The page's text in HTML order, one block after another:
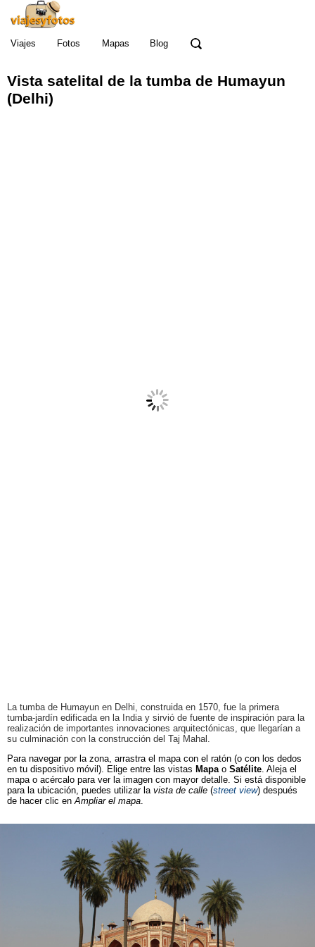
Viajes Fotos Mapas Blog
Vista satelital de la tumba de Humayun
(Delhi)
La tumba de Humayun en Delhi, construida en 1570, fue la primera
tumba-jardín edificada en la India y sirvió de fuente de inspiración para la
realización de importantes innovaciones arquitectónicas, que llegarían a
su culminación con la construcción del Taj Mahal.
Para navegar por la zona, arrastra el mapa con el ratón (o con los dedos
en tu dispositivo móvil). Elige entre las vistas Mapao Satélite. Aleja el
mapa o acércalo para ver la imagen con mayor detalle. Si está disponible
para la ubicación, puedes utilizar la vista de calle (street view) después
de hacer clic enAmpliar el mapa.